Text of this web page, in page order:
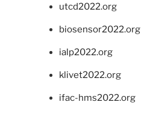
utcd2022.org
biosensor2022.org
ialp2022.org
klivet2022.org
ifac-hms2022.org